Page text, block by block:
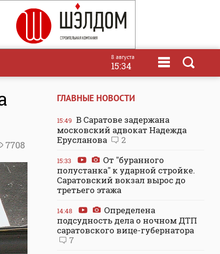
8 августа
15:34
7708
ГЛАВНЫЕ НОВОСТИ
15:49 В Саратове задержана
московский адвокат Надежда
Ерусланова
2
15:33
От "буранного
полустанка" к ударной стройке.
Саратовский вокзал вырос до
третьего этажа
14:48
Определена
подсудность дела о ночном ДТП
саратовского вице-губернатора
7